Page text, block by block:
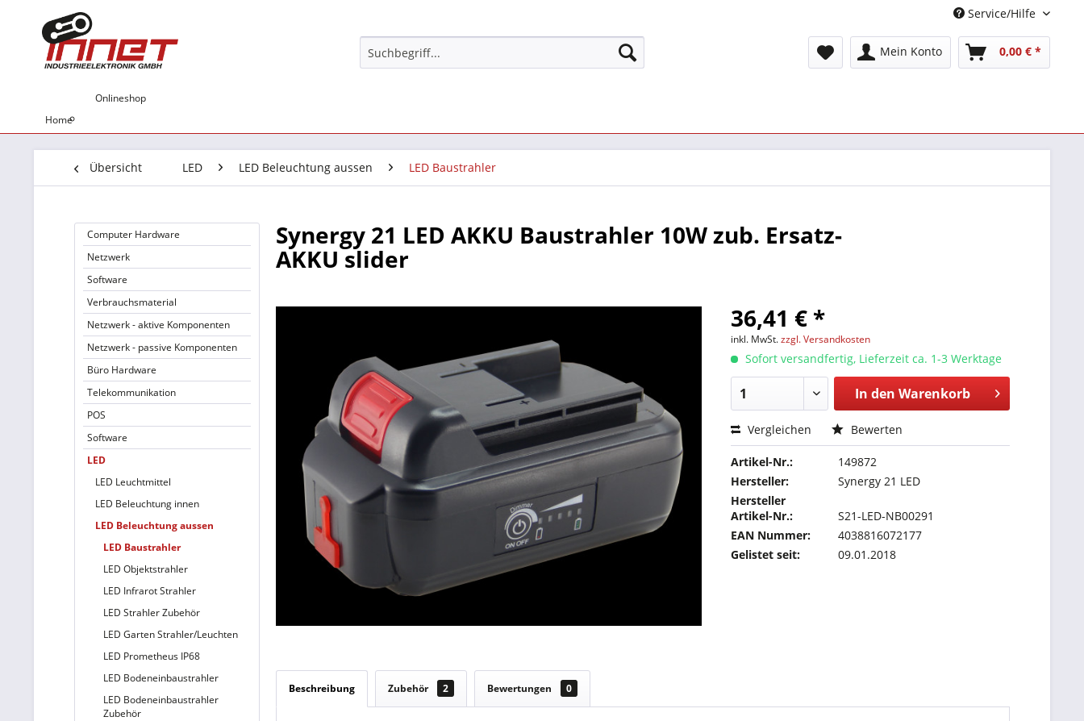
Service/Hilfe
Mein Konto 0,00 € *
Home
Onlineshop
Übersicht LED LED Beleuchtung aussen LED Baustrahler
Computer Hardware
Netzwerk
Software
Verbrauchsmaterial
Netzwerk - aktive Komponenten
Netzwerk - passive Komponenten
Büro Hardware
Telekommunikation
POS
Software
LED
LED Leuchtmittel
LED Beleuchtung innen
LED Beleuchtung aussen
LED Baustrahler
LED Objektstrahler
LED Infrarot Strahler
LED Strahler Zubehör
LED Garten Strahler/Leuchten
LED Prometheus IP68
LED Bodeneinbaustrahler
LED Bodeneinbaustrahler
Zubehör
Synergy 21 LED AKKU Baustrahler 10W zub. Ersatz-
AKKU slider
36,41 € *
inkl. MwSt.zzgl. Versandkosten
Sofort versandfertig, Lieferzeit ca. 1-3 Werktage
In den Warenkorb
Vergleichen Bewerten
Artikel-Nr.:
149872
Hersteller:
Synergy 21 LED
Hersteller
Artikel-Nr.:
S21-LED-NB00291
EAN Nummer:
4038816072177
Gelistet seit:
09.01.2018
Beschreibung Zubehör 2 Bewertungen 0